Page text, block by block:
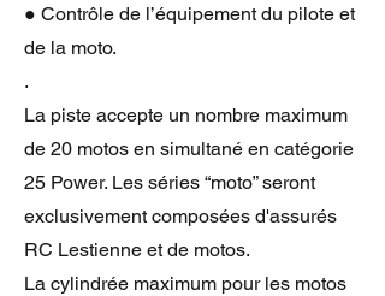
● Contrôle de l’équipement du pilote et
de la moto.
.
La piste accepte un nombre maximum
de 20 motos en simultané en catégorie
25 Power. Les séries “moto” seront
exclusivement composées d'assurés
RC Lestienne et de motos.
La cylindrée maximum pour les motos